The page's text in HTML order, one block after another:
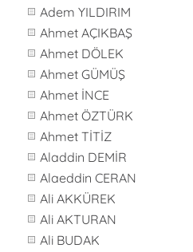
Adem YILDIRIM
Ahmet AÇIKBAŞ
Ahmet DÖLEK
Ahmet GÜMÜŞ
Ahmet İNCE
Ahmet ÖZTÜRK
Ahmet TİTİZ
Aladdin DEMİR
Alaeddin CERAN
Ali AKKÜREK
Ali AKTURAN
Ali BUDAK